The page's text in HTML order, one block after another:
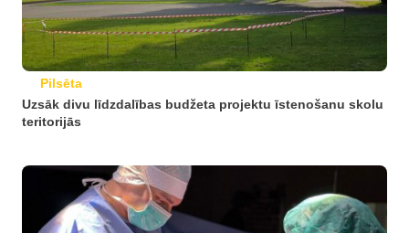
Pilsēta
Uzsāk divu līdzdalības budžeta projektu īstenošanu skolu
teritorijās